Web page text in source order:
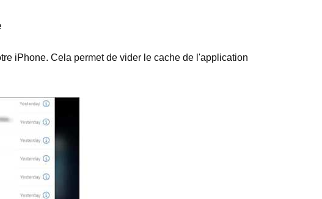
iPhone. Cela permet de vider le cache de l'application